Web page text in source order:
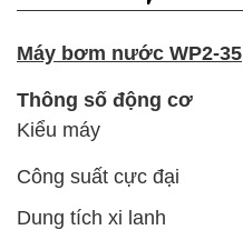
Máy bơm nước WP2-35
Thông số động cơ
Kiểu máy
Công suất cực đại
Dung tích xi lanh